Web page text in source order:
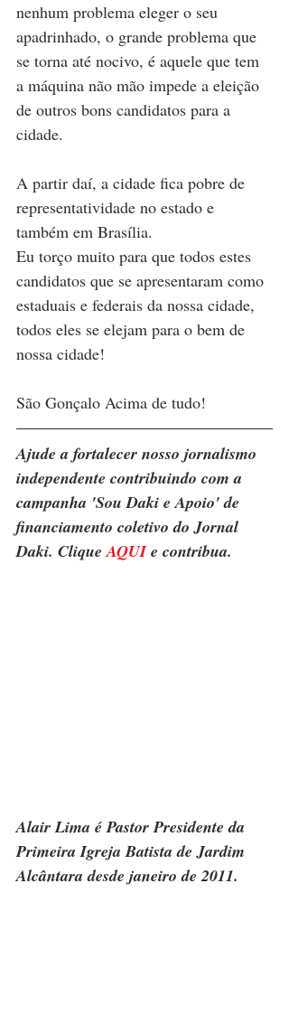
nenhum problema eleger o seu
apadrinhado, o grande problema que
se torna até nocivo, é aquele que tem
a máquina não mão impede a eleição
de outros bons candidatos para a
cidade.
A partir daí, a cidade fica pobre de
representatividade no estado e
também em Brasília.
Eu torço muito para que todos estes
candidatos que se apresentaram como
estaduais e federais da nossa cidade,
todos eles se elejam para o bem de
nossa cidade!
São Gonçalo Acima de tudo!
Ajude a fortalecer nosso jornalismo
independente contribuindo com a
campanha 'Sou Daki e Apoio' de
financiamento coletivo do Jornal
Daki. Clique AQUI e contribua.
Alair Lima é Pastor Presidente da
Primeira Igreja Batista de Jardim
Alcântara desde janeiro de 2011.